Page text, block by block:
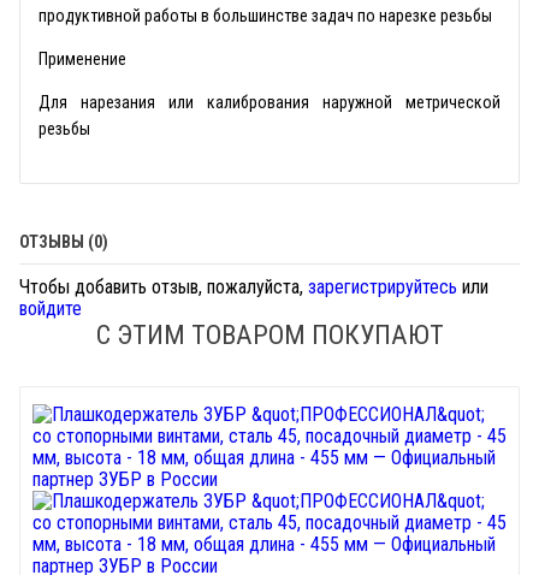
продуктивной работы в большинстве задач по нарезке резьбы
Применение
Для нарезания или калибрования наружной метрической
резьбы
ОТЗЫВЫ (0)
Чтобы добавить отзыв, пожалуйста, зарегистрируйтесь или
войдите
С ЭТИМ ТОВАРОМ ПОКУПАЮТ